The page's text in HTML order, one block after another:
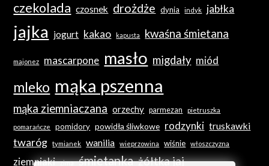
czekolada czosnek drożdże dynia indyk jabłka
jajka jogurt kakao kapusta kwaśna śmietana
majonez mascarpone masło migdały miód
mleko mąka pszenna
mąka ziemniaczana orzechy parmezan pietruszka
pomarańcze pomidory powidła śliwkowe rodzynki truskawki
twaróg tymianek wanilia wieprzowina wiśnie włoszczyzna
ziemniaki zima śmietanka żółtka jaj